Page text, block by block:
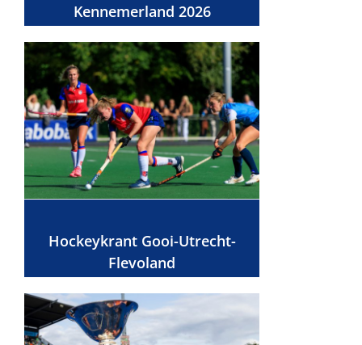
Kennemerland 2026
Hockeykrant Gooi-Utrecht-
Flevoland